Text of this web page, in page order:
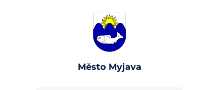
Město Myjava